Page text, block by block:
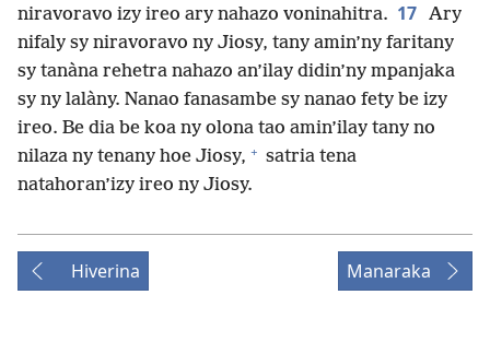
niravoravo izy ireo ary nahazo voninahitra. 17 Ary
nifaly sy niravoravo ny Jiosy, tany amin’ny faritany
sy tanàna rehetra nahazo an’ilay didin’ny mpanjaka
sy ny lalàny. Nanao fanasambe sy nanao fety be izy
ireo. Be dia be koa ny olona tao amin’ilay tany no
nilaza ny tenany hoe Jiosy, + satria tena
natahoran’izy ireo ny Jiosy.
Hiverina Manaraka